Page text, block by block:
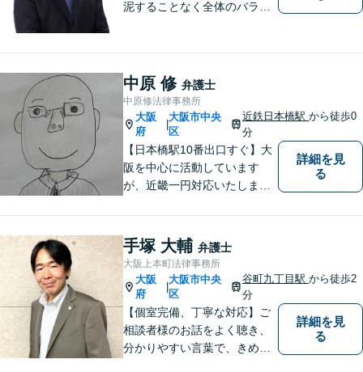
泥することなく全体のバラン
クライアントの話を丁寧に聞
き、意思疎通を測った上で最
適な解決策を提示します。
中原 修 弁護士
中原修法律事務所
大阪
府
|
大阪市中央
区
近鉄日本橋駅から徒歩0
分
【日本橋駅10番出口すぐ】大
阪を中心に活動しています
が、近畿一円対応いたしま
婚・相続といった身の回りの
トラブルから、刑事・詐欺、
公害・行政事件まであらゆる
問題のご相談を承ります。小
さな悩み事でもお気軽にお問
合わせください。
詳細を見
る
手塚 大輔 弁護士
大阪上本町法律事務所
大阪
府
|
大阪市中央
区
谷町九丁目駅から徒歩2
分
【個室完備、丁寧な対応】ご
相談者様のお話をよく聴き、
分かりやすい言葉で、きめ細
詳細を見
る